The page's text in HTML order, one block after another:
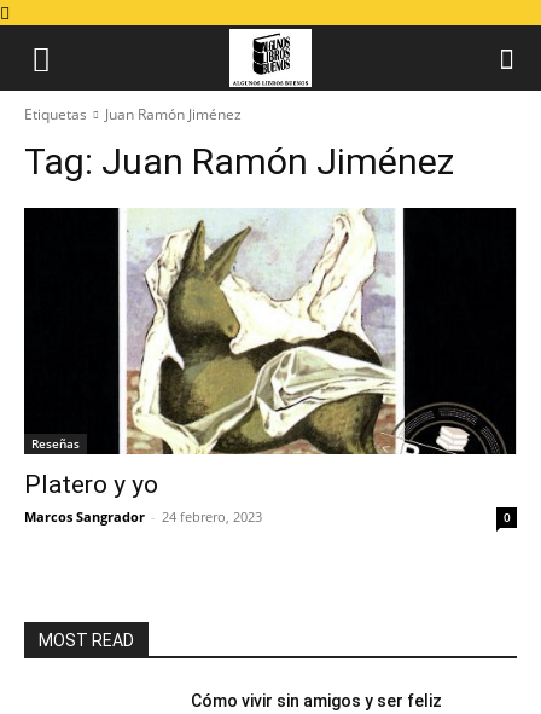
Etiquetas Juan Ramón Jiménez
Tag: Juan Ramón Jiménez
Reseñas
Platero y yo
Marcos Sangrador - 24 febrero, 2023 0
MOST READ
Cómo vivir sin amigos y ser feliz